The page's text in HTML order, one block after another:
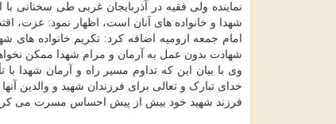
نماینده ولی فقیه در آذربایجان غربی طی سخنانی
شهدا و خانواده های آنان است، اظهار نمود: عزت،
امام جمعه ارومیه اضافه کرد: تکریم خانواده
شهادت بدون عمل به آرمان و مرام شهدا ممکن
وی با بیان این که تداوم مسیر راه و آرمان شهدا
خدای تبارک و تعالی برای فرزندان شهید و والدین
فرزند شهید خود بیش از پیش احساس مسرت می